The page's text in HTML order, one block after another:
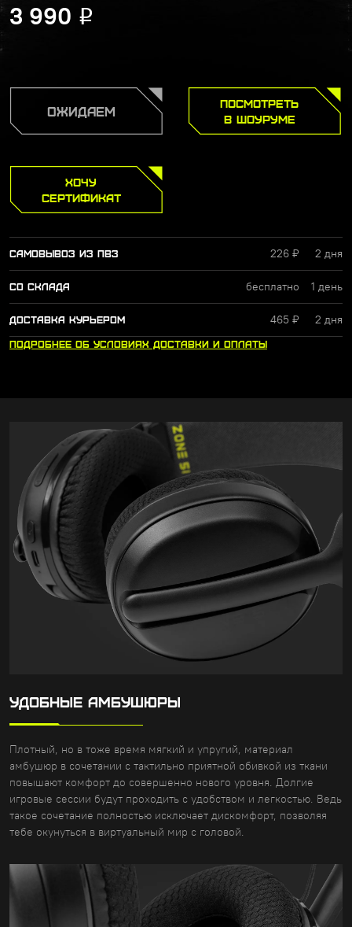
3 990 Р
ОЖИДАЕМ
ПОСМОТРЕТЬ
В ШОУРУМЕ
ХОЧУ
СЕРТИФИКАТ
САМОВЫВОЗ ИЗ ПВЗ 226 ₽ 2 дня
СО СКЛАДА бесплатно 1 день
ДОСТАВКА КУРЬЕРОМ 465 ₽ 2 дня
ПОДРОБНЕЕ ОБ УСЛОВИЯХ ДОСТАВКИ И ОПЛАТЫ
УДОБНЫЕ АМБУШЮРЫ
Плотный, но в тоже время мягкий и упругий, материал
амбушюр в сочетании с тактильно приятной обивкой из ткани
повышают комфорт до совершенно нового уровня. Долгие
игровые сессии будут проходить с удобством и легкостью. Ведь
такое сочетание полностью исключает дискомфорт, позволяя
тебе окунуться в виртуальный мир с головой.